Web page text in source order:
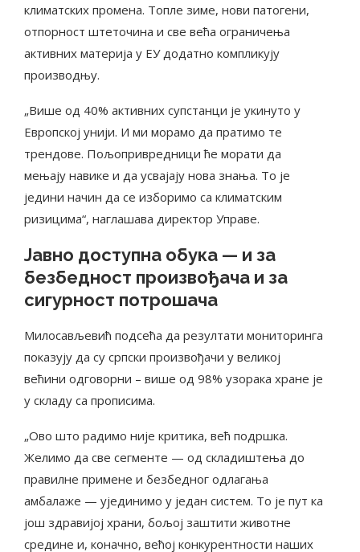
климатских промена. Топле зиме, нови патогени,
отпорност штеточина и све већа ограничења
активних материја у ЕУ додатно компликују
производњу.
„Више од 40% активних супстанци је укинуто у
Европској унији. И ми морамо да пратимо те
трендове. Пољопривредници ће морати да
мењају навике и да усвајају нова знања. То је
једини начин да се изборимо са климатским
ризицима“, наглашава директор Управе.
Јавно доступна обука — и за
безбедност произвођача и за
сигурност потрошача
Милосављевић подсећа да резултати мониторинга
показују да су српски произвођачи у великој
већини одговорни – више од 98% узорака хране је
у складу са прописима.
„Ово што радимо није критика, већ подршка.
Желимо да све сегменте — од складиштења до
правилне примене и безбедног одлагања
амбалаже — ујединимо у један систем. То је пут ка
још здравијој храни, бољој заштити животне
средине и, коначно, већој конкурентности наших